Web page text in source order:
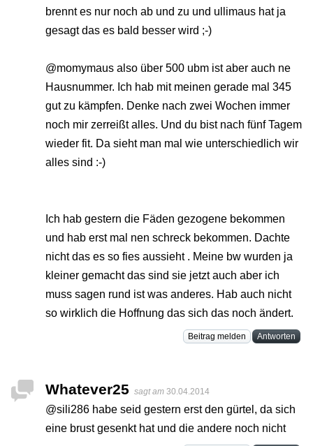
brennt es nur noch ab und zu und ullimaus hat ja
gesagt das es bald besser wird ;-)
@momymaus also über 500 ubm ist aber auch ne
Hausnummer. Ich hab mit meinen gerade mal 345
gut zu kämpfen. Denke nach zwei Wochen immer
noch mir zerreißt alles. Und du bist nach fünf Tagem
wieder fit. Da sieht man mal wie unterschiedlich wir
alles sind :-)
Ich hab gestern die Fäden gezogene bekommen
und hab erst mal nen schreck bekommen. Dachte
nicht das es so fies aussieht . Meine bw wurden ja
kleiner gemacht das sind sie jetzt auch aber ich
muss sagen rund ist was anderes. Hab auch nicht
so wirklich die Hoffnung das sich das noch ändert.
Beitrag melden Antworten
Whatever25 sagt am 30.04.2014
@sili286 habe seid gestern erst den gürtel, da sich
eine brust gesenkt hat und die andere noch nicht